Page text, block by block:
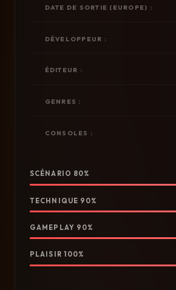
DATE DE SORTIE (EUROPE) :
DÉVELOPPEUR :
ÉDITEUR :
GENRES :
CONSOLES :
SCÉNARIO 80%
TECHNIQUE 90%
GAMEPLAY 90%
PLAISIR 100%